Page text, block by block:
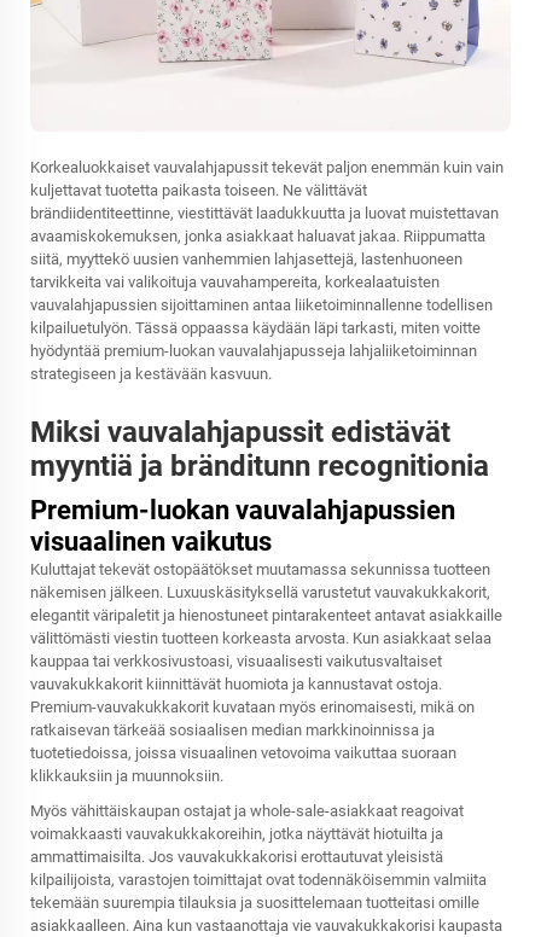
Korkealuokkaiset vauvalahjapussit tekevät paljon enemmän kuin vain
kuljettavat tuotetta paikasta toiseen. Ne välittävät
brändiidentiteettinne, viestittävät laadukkuutta ja luovat muistettavan
avaamiskokemuksen, jonka asiakkaat haluavat jakaa. Riippumatta
siitä, myyttekö uusien vanhemmien lahjasettejä, lastenhuoneen
tarvikkeita vai valikoituja vauvahampereita, korkealaatuisten
vauvalahjapussien sijoittaminen antaa liiketoiminnallenne todellisen
kilpailuetulyön. Tässä oppaassa käydään läpi tarkasti, miten voitte
hyödyntää premium-luokan vauvalahjapusseja lahjaliiketoiminnan
strategiseen ja kestävään kasvuun.
Miksi vauvalahjapussit edistävät
myyntiä ja bränditunn recognitionia
Premium-luokan vauvalahjapussien
visuaalinen vaikutus
Kuluttajat tekevät ostopäätökset muutamassa sekunnissa tuotteen
näkemisen jälkeen. Luxuuskäsityksellä varustetut vauvakukkakorit,
elegantit väripaletit ja hienostuneet pintarakenteet antavat asiakkaille
välittömästi viestin tuotteen korkeasta arvosta. Kun asiakkaat selaa
kauppaa tai verkkosivustoasi, visuaalisesti vaikutusvaltaiset
vauvakukkakorit kiinnittävät huomiota ja kannustavat ostoja.
Premium-vauvakukkakorit kuvataan myös erinomaisesti, mikä on
ratkaisevan tärkeää sosiaalisen median markkinoinnissa ja
tuotetiedoissa, joissa visuaalinen vetovoima vaikuttaa suoraan
klikkauksiin ja muunnoksiin.
Myös vähittäiskaupan ostajat ja whole-sale-asiakkaat reagoivat
voimakkaasti vauvakukkakoreihin, jotka näyttävät hiotuilta ja
ammattimaisilta. Jos vauvakukkakorisi erottautuvat yleisistä
kilpailijoista, varastojen toimittajat ovat todennäköisemmin valmiita
tekemään suurempia tilauksia ja suosittelemaan tuotteitasi omille
asiakkaalleen. Aina kun vastaanottaja vie vauvakukkakorisi kaupasta